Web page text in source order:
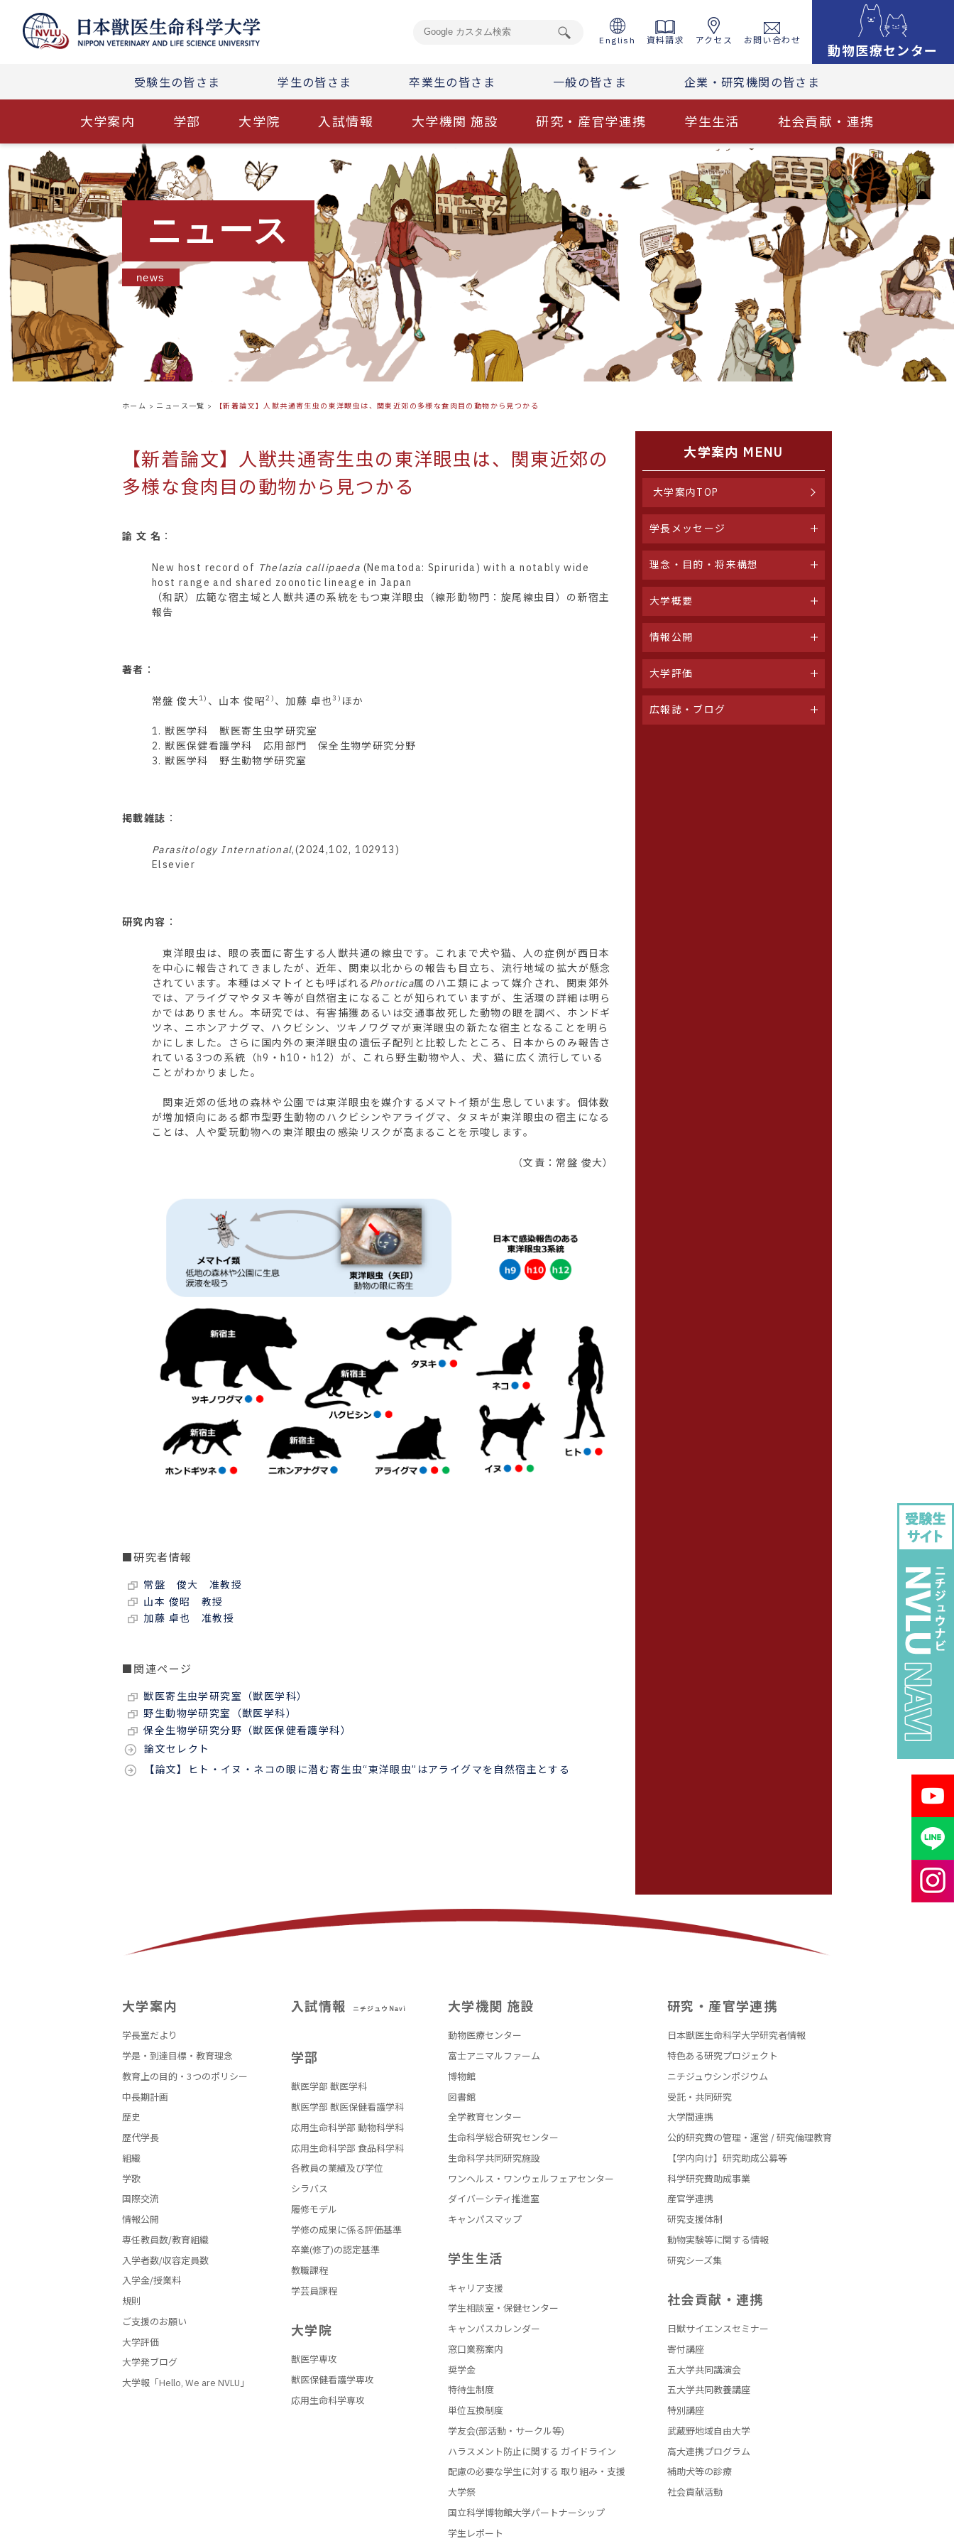
English 資料請求 アクセス お問い合わせ
動物医療センター
受験生の皆さま 学生の皆さま 卒業生の皆さま 一般の皆さま 企業・研究機関の皆さま
大学案内 学部 大学院 入試情報 大学機関 施設 研究・産官学連携 学生生活 社会貢献・連携
ニュース
news
ホーム > ニュース一覧 > 【新着論文】人獣共通寄生虫の東洋眼虫は、関東近郊の多様な食肉目の動物から見つかる
【新着論文】人獣共通寄生虫の東洋眼虫は、関東近郊の
多様な食肉目の動物から見つかる
論 文 名 ：
New host record of Thelazia callipaeda (Nematoda: Spirurida) with a notably wide
host range and shared zoonotic lineage in Japan
（和訳）広範な宿主域と人獣共通の系統をもつ東洋眼虫（線形動物門：旋尾線虫目）の新宿主
報告
著者 ：
常盤 俊大1) 、山本 俊昭2) 、加藤 卓也3) ほか
1. 獣医学科 獣医寄生虫学研究室
2. 獣医保健看護学科 応用部門 保全生物学研究分野
3. 獣医学科 野生動物学研究室
掲載雑誌 ：
Parasitology International,(2024,102, 102913)
Elsevier
研究内容 ：
東洋眼虫は、眼の表面に寄生する人獣共通の線虫です。これまで犬や猫、人の症例が西日本
を中心に報告されてきましたが、近年、関東以北からの報告も目立ち、流行地域の拡大が懸念
されています。本種はメマトイとも呼ばれる Phortica属のハエ類によって媒介され、関東郊外
では、アライグマやタヌキ等が自然宿主になることが知られていますが、生活環の詳細は明ら
かではありません。本研究では、有害捕獲あるいは交通事故死した動物の眼を調べ、ホンドギ
ツネ、ニホンアナグマ、ハクビシン、ツキノワグマが東洋眼虫の新たな宿主となることを明ら
かにしました。さらに国内外の東洋眼虫の遺伝子配列と比較したところ、日本からのみ報告さ
れている3つの系統（h9・h10・h12）が、これら野生動物や人、犬、猫に広く流行している
ことがわかりました。
関東近郊の低地の森林や公園では東洋眼虫を媒介するメマトイ類が生息しています。個体数
が増加傾向にある都市型野生動物のハクビシンやアライグマ、タヌキが東洋眼虫の宿主になる
ことは、人や愛玩動物への東洋眼虫の感染リスクが高まることを示唆します。
（文責：常盤 俊大）
■研究者情報
常盤 俊大 准教授
山本 俊昭 教授
加藤 卓也 准教授
■関連ページ
獣医寄生虫学研究室（獣医学科）
野生動物学研究室（獣医学科）
保全生物学研究分野（獣医保健看護学科）
論文セレクト
【論文】ヒト・イヌ・ネコの眼に潜む寄生虫“東洋眼虫”はアライグマを自然宿主とする
大学案内 MENU
大学案内TOP
学長メッセージ
理念・目的・将来構想
大学概要
情報公開
大学評価
広報誌・ブログ
大学案内
学長室だより
学是・到達目標・教育理念
教育上の目的・3つのポリシー
中長期計画
歴史
歴代学長
組織
学歌
国際交流
情報公開
専任教員数/教育組織
入学者数/収容定員数
入学金/授業料
規則
ご支援のお願い
大学評価
大学発ブログ
大学報「Hello, We are NVLU」
入試情報 ニチジュウNavi
学部
獣医学部 獣医学科
獣医学部 獣医保健看護学科
応用生命科学部 動物科学科
応用生命科学部 食品科学科
各教員の業績及び学位
シラバス
履修モデル
学修の成果に係る評価基準
卒業(修了)の認定基準
教職課程
学芸員課程
大学院
獣医学専攻
獣医保健看護学専攻
応用生命科学専攻
大学機関 施設
動物医療センター
富士アニマルファーム
博物館
図書館
全学教育センター
生命科学総合研究センター
生命科学共同研究施設
ワンヘルス・ワンウェルフェアセンター
ダイバーシティ推進室
キャンパスマップ
学生生活
キャリア支援
学生相談室・保健センター
キャンパスカレンダー
窓口業務案内
奨学金
特待生制度
単位互換制度
学友会(部活動・サークル等)
ハラスメント防止に関する ガイドライン
配慮の必要な学生に対する 取り組み・支援
大学祭
国立科学博物館大学パートナーシップ
学生レポート
研究・産官学連携
日本獣医生命科学大学研究者情報
特色ある研究プロジェクト
ニチジュウシンポジウム
受託・共同研究
大学間連携
公的研究費の管理・運営 / 研究倫理教育
【学内向け】研究助成公募等
科学研究費助成事業
産官学連携
研究支援体制
動物実験等に関する情報
研究シーズ集
社会貢献・連携
日獣サイエンスセミナー
寄付講座
五大学共同講演会
五大学共同教養講座
特別講座
武蔵野地域自由大学
高大連携プログラム
補助犬等の診療
社会貢献活動